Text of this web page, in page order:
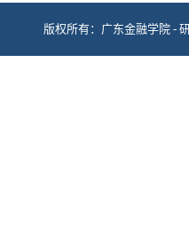
版权所有：广东金融学院 -